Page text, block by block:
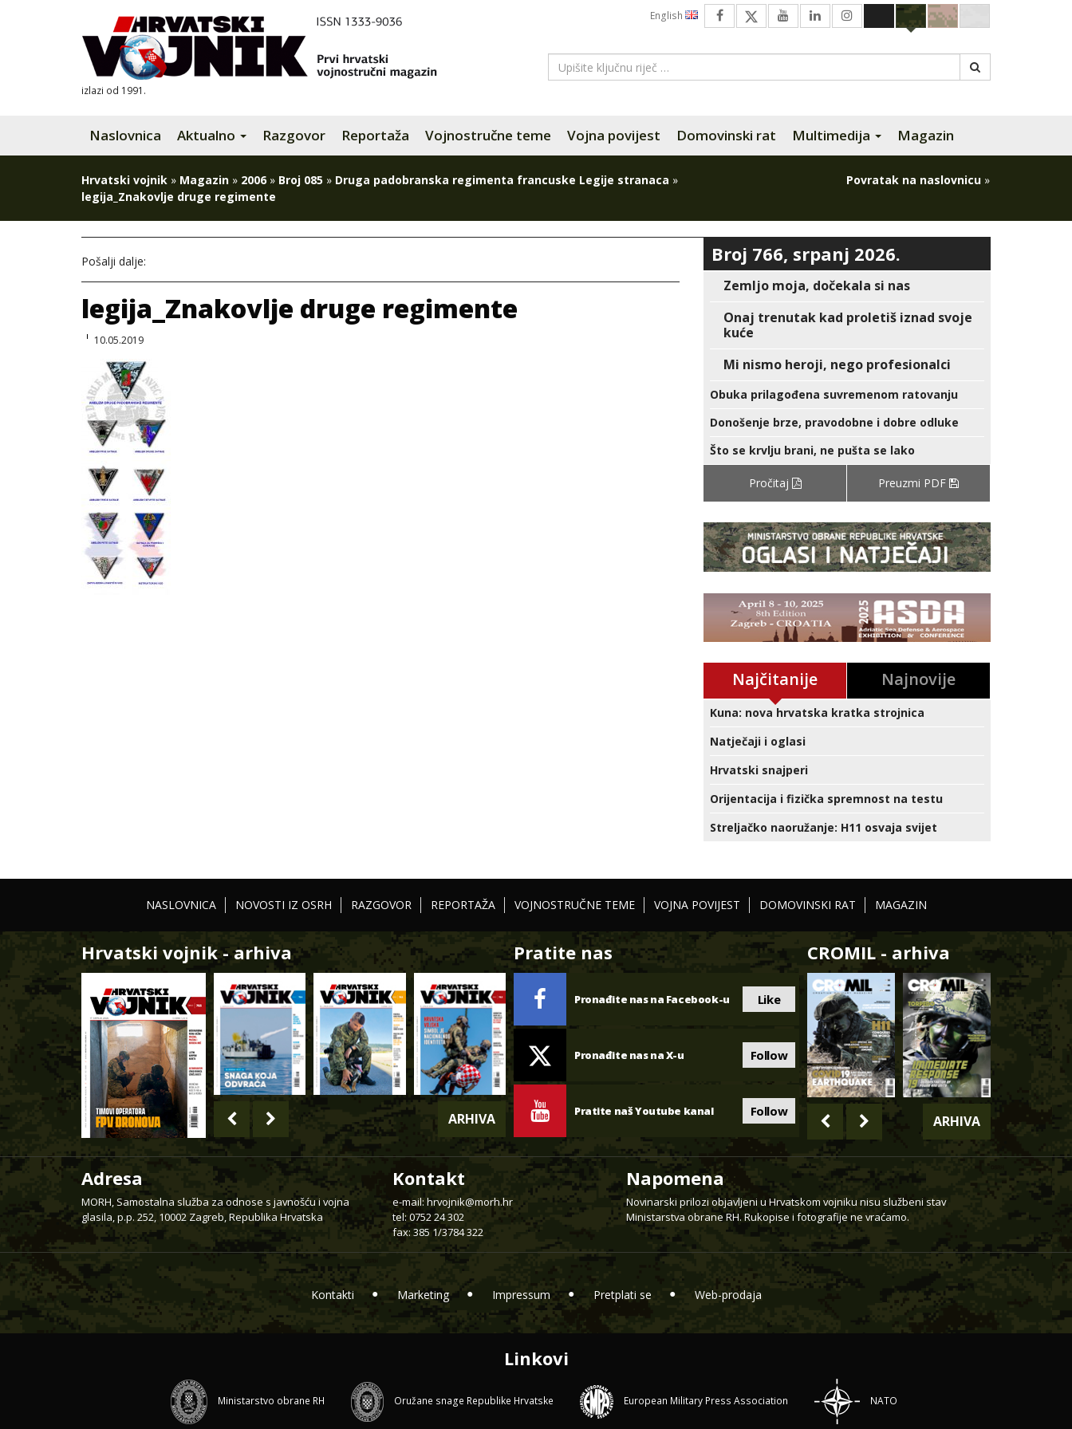
izlazi od 1991.
English
Naslovnica Aktualno Razgovor Reportaža Vojnostručne teme Vojna povijest Domovinski rat Multimedija Magazin
Hrvatski vojnik » Magazin » 2006 » Broj 085 » Druga padobranska regimenta francuske Legije stranaca »
legija_Znakovlje druge regimente
Povratak na naslovnicu »
Pošalji dalje:
legija_Znakovlje druge regimente
10.05.2019
Broj 766, srpanj 2026.
Zemljo moja, dočekala si nas
Onaj trenutak kad proletiš iznad svoje
kuće
Mi nismo heroji, nego profesionalci
Obuka prilagođena suvremenom ratovanju
Donošenje brze, pravodobne i dobre odluke
Što se krvlju brani, ne pušta se lako
Pročitaj Preuzmi PDF
Najčitanije Najnovije
Kuna: nova hrvatska kratka strojnica
Natječaji i oglasi
Hrvatski snajperi
Orijentacija i fizička spremnost na testu
Streljačko naoružanje: H11 osvaja svijet
NASLOVNICA NOVOSTI IZ OSRH RAZGOVOR REPORTAŽA VOJNOSTRUČNE TEME VOJNA POVIJEST DOMOVINSKI RAT MAGAZIN
Hrvatski vojnik - arhiva
ARHIVA
Pratite nas
Pronađite nas na Facebook-u Like
Pronađite nas na X-u Follow
Pratite naš Youtube kanal Follow
CROMIL - arhiva
ARHIVA
Adresa
MORH, Samostalna služba za odnose s javnošću i vojna
glasila, p.p. 252, 10002 Zagreb, Republika Hrvatska
Kontakt
e-mail: hrvojnik@morh.hr
tel: 0752 24 302
fax: 385 1/3784 322
Napomena
Novinarski prilozi objavljeni u Hrvatskom vojniku nisu službeni stav
Ministarstva obrane RH. Rukopise i fotografije ne vraćamo.
Kontakti Marketing Impressum Pretplati se Web-prodaja
Linkovi
Ministarstvo obrane RH Oružane snage Republike Hrvatske European Military Press Association NATO